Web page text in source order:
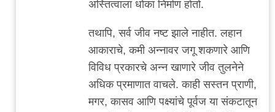
अस्तित्वाला धोका निर्माण होतो.
तथापि, सर्व जीव नष्ट झाले नाहीत. लहान
आकाराचे, कमी अन्नावर जगू शकणारे आणि
विविध प्रकारचे अन्न खाणारे जीव तुलनेने
अधिक प्रमाणात वाचले. काही सस्तन प्राणी,
मगर, कासव आणि पक्ष्यांचे पूर्वज या संकटातून